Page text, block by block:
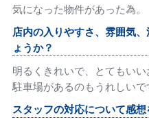
気になった物件があった為。
店内の入りやすさ、雰囲気
ょうか？
明るくきれいで、とてもいい
駐車場があるのもうれしいで
スタッフの対応について感想